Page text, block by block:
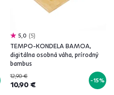
5,0 5
TEMPO-KONDELA BAMOA,
digitálna osobná váha, prírodný
bambus
12,90 €
10,90 € -15%